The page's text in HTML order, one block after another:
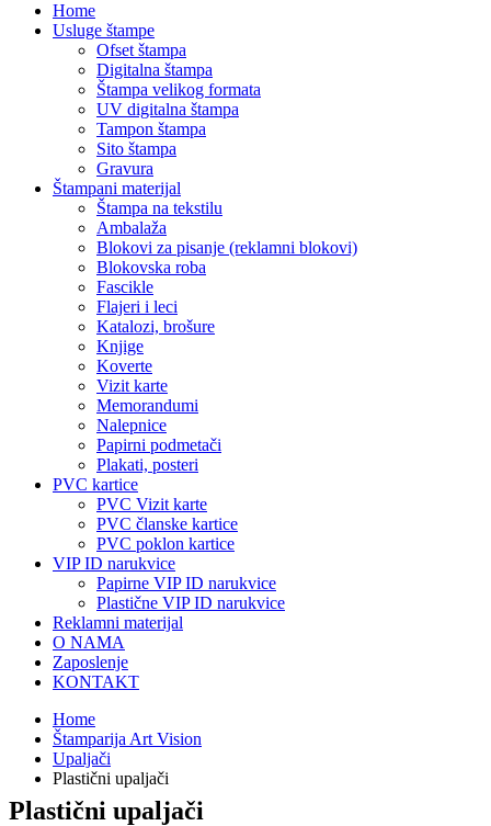
Home
Usluge štampe
Ofset štampa
Digitalna štampa
Štampa velikog formata
UV digitalna štampa
Tampon štampa
Sito štampa
Gravura
Štampani materijal
Štampa na tekstilu
Ambalaža
Blokovi za pisanje (reklamni blokovi)
Blokovska roba
Fascikle
Flajeri i leci
Katalozi, brošure
Knjige
Koverte
Vizit karte
Memorandumi
Nalepnice
Papirni podmetači
Plakati, posteri
PVC kartice
PVC Vizit karte
PVC članske kartice
PVC poklon kartice
VIP ID narukvice
Papirne VIP ID narukvice
Plastične VIP ID narukvice
Reklamni materijal
O NAMA
Zaposlenje
KONTAKT
Home
Štamparija Art Vision
Upaljači
Plastični upaljači
Plastični upaljači